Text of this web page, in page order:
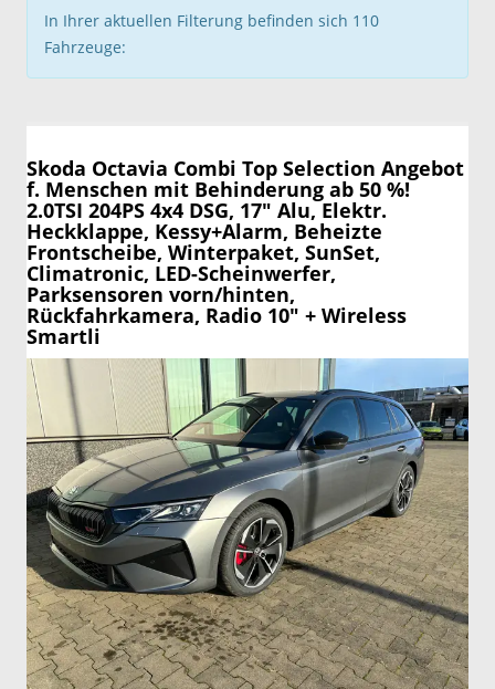
In Ihrer aktuellen Filterung befinden sich 110
Fahrzeuge:
Skoda Octavia Combi Top Selection Angebot
f. Menschen mit Behinderung ab 50 %!
2.0TSI 204PS 4x4 DSG, 17" Alu, Elektr.
Heckklappe, Kessy+Alarm, Beheizte
Frontscheibe, Winterpaket, SunSet,
Climatronic, LED-Scheinwerfer,
Parksensoren vorn/hinten,
Rückfahrkamera, Radio 10" + Wireless
Smartli